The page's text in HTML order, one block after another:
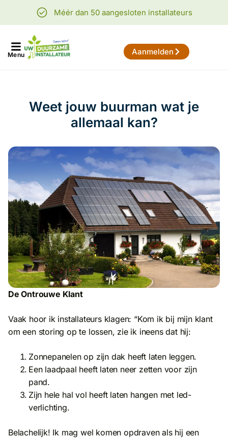
Méér dan 50 aangesloten installateurs
Menu Aanmelden
Weet jouw buurman wat je
allemaal kan?
De Ontrouwe Klant
Vaak hoor ik installateurs klagen: “Kom ik bij mijn klant
om een storing op te lossen, zie ik ineens dat hij:
Zonnepanelen op zijn dak heeft laten leggen.
Een laadpaal heeft laten neer zetten voor zijn
pand.
Zijn hele hal vol heeft laten hangen met led-
verlichting.
Belachelijk! Ik mag wel komen opdraven als hij een